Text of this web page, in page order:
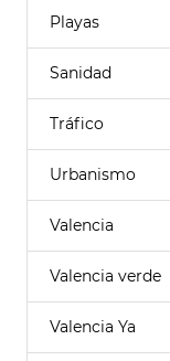
Playas
Sanidad
Tráfico
Urbanismo
Valencia
Valencia verde
Valencia Ya